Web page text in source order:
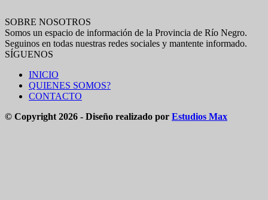
SOBRE NOSOTROS
Somos un espacio de información de la Provincia de Río Negro.
Seguinos en todas nuestras redes sociales y mantente informado.
SÍGUENOS
INICIO
QUIENES SOMOS?
CONTACTO
© Copyright 2026 - Diseño realizado por Estudios Max